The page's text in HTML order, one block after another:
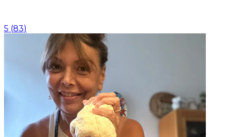
5 (83)